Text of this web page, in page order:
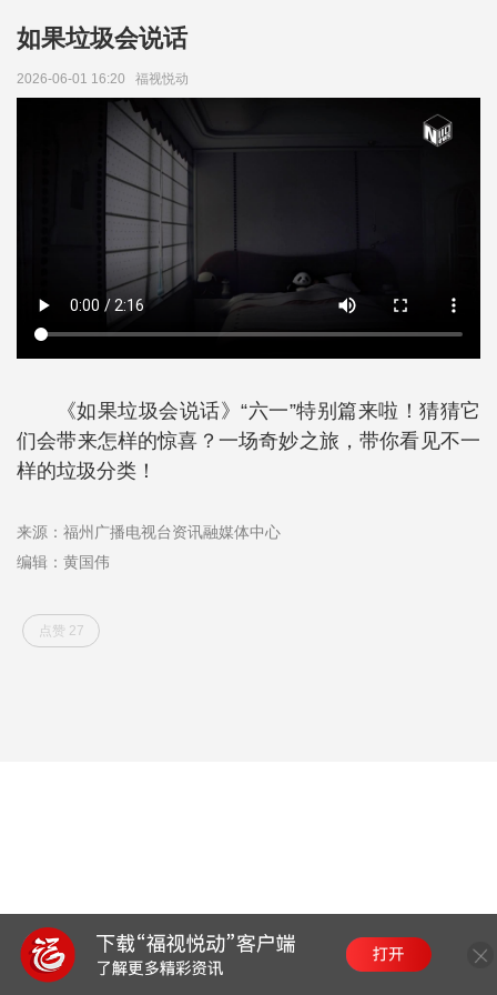
如果垃圾会说话
2026-06-01 16:20 福视悦动
《如果垃圾会说话》“六一”特别篇来啦！猜猜它
们会带来怎样的惊喜？一场奇妙之旅，带你看见不一
样的垃圾分类！
来源：福州广播电视台资讯融媒体中心
编辑：黄国伟
点赞 27